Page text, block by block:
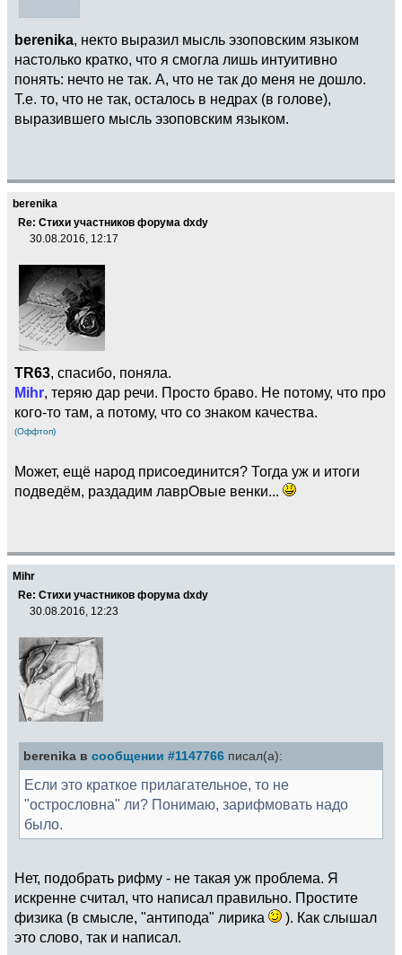
berenika, некто выразил мысль эзоповским языком
настолько кратко, что я смогла лишь интуитивно
понять: нечто не так. А, что не так до меня не дошло.
Т.е. то, что не так, осталось в недрах (в голове),
выразившего мысль эзоповским языком.
berenika
Re: Стихи участников форума dxdy
30.08.2016, 12:17
TR63, спасибо, поняла.
Mihr, теряю дар речи. Просто браво. Не потому, что про
кого-то там, а потому, что со знаком качества.
(Оффтоп)
Может, ещё народ присоединится? Тогда уж и итоги
подведём, раздадим лаврОвые венки...
Mihr
Re: Стихи участников форума dxdy
30.08.2016, 12:23
berenika в сообщении #1147766 писал(а):
Если это краткое прилагательное, то не
"острословна" ли? Понимаю, зарифмовать надо
было.
Нет, подобрать рифму - не такая уж проблема. Я
искренне считал, что написал правильно. Простите
физика (в смысле, "антипода" лирика
). Как слышал
это слово, так и написал.